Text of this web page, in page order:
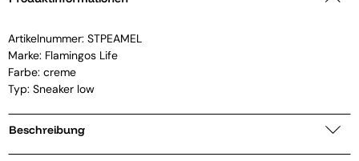
Artikelnummer: STPEAMEL
Marke: Flamingos Life
Farbe: creme
Typ: Sneaker low
Beschreibung